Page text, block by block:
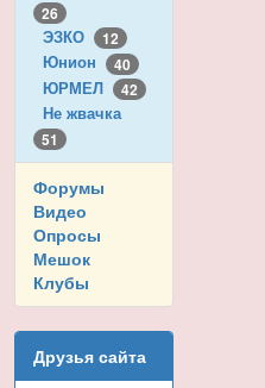
26
ЭЗКО 12
Юнион 40
ЮРМЕЛ 42
Не жвачка
51
Форумы
Видео
Опросы
Мешок
Клубы
Друзья сайта